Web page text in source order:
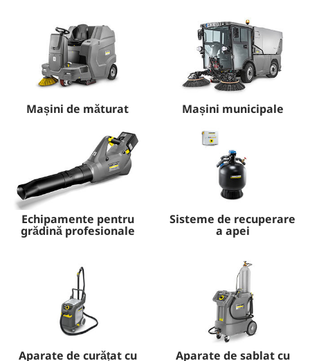
Mașini de măturat Mașini municipale
Echipamente pentru
grădină profesionale
Sisteme de recuperare
a apei
Aparate de curățat cu Aparate de sablat cu